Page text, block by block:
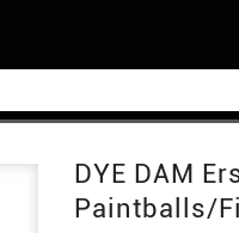
DYE DAM
Paintballs/